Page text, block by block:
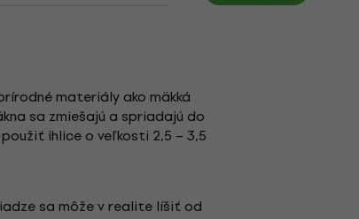
materiály ako mäkká
sa zmiešajú a spriadajú do
ihlice o veľkosti 2,5 – 3,5
sa môže v realite líšiť od